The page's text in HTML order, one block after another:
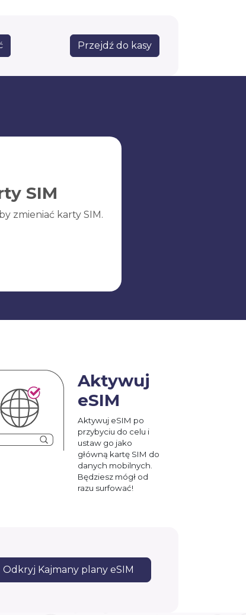
Przejdź do kasy
SIM
zmieniać karty SIM.
Aktywuj
eSIM
Aktywuj eSIM po
przybyciu do celu i
ustaw go jako
główną kartę SIM do
danych mobilnych.
Będziesz mógł od
razu surfować!
Odkryj Kajmany plany eSIM